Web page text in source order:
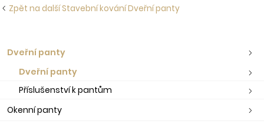
Zpět na další Stavební kování Dveřní panty
Dveřní panty
Dveřní panty
Příslušenství k pantům
Okenní panty